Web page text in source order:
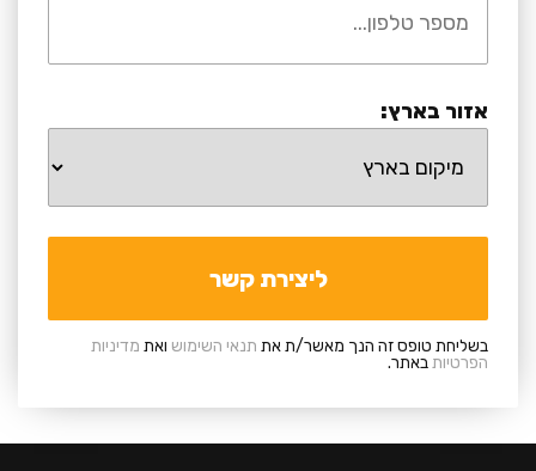
אזור בארץ:
בשליחת טופס זה הנך מאשר/ת את תנאי השימוש ואת מדיניות
הפרטיותבאתר.